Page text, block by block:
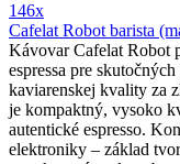
146x
Cafelat Robot barista
Kávovar Cafelat Robot
espressa pre
kaviarenskej kvality za
je kompaktný, vysoko
autentické espresso.
elektroniky – základ